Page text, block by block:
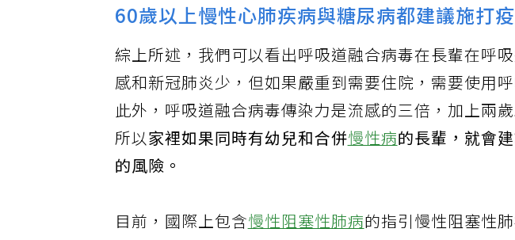
60歲以上慢性心肺疾病與糖尿病都建議施打
綜上所述，我們可以看出呼吸道融合病毒在長輩在呼
感和新冠肺炎少，但如果嚴重到需要住院，需要使用
此外，呼吸道融合病毒傳染力是流感的三倍，加上兩
所以家裡如果同時有幼兒和合併慢性病的長輩，就會
的風險。
目前，國際上包含慢性阻塞性肺病的指引慢性阻塞性